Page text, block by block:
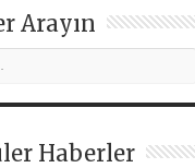
Arayın
Haberler